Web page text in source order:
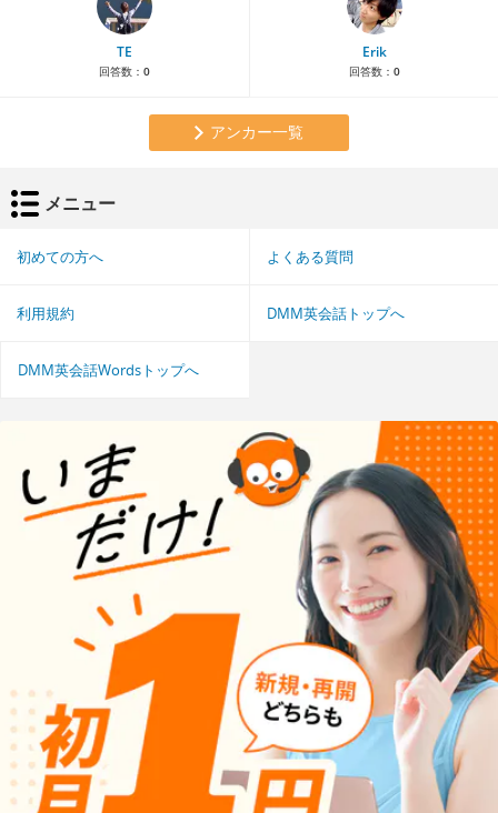
TE
回答数： 0
Erik
回答数： 0
アンカー一覧
メニュー
初めての方へ よくある質問
利用規約 DMM英会話トップへ
DMM英会話Wordsトップへ